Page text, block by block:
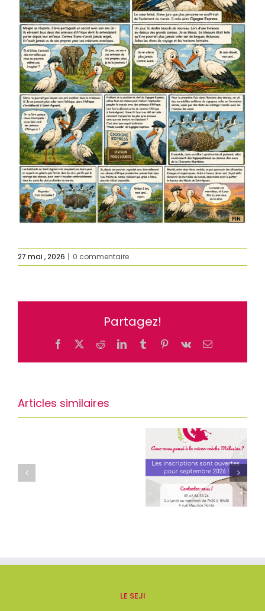
27 mai , 2026 | 0 commentaire
Partagez!
Facebook
X RedditLinkedInTumblrPinterest
Vk Email
Articles similaires
LE SEJI